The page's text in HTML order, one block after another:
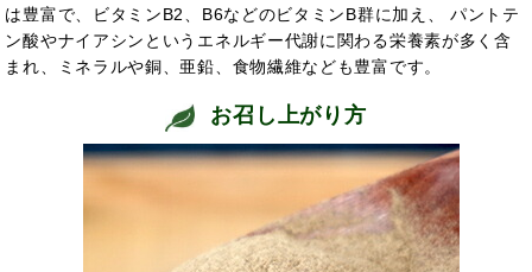
は豊富で、ビタミンB2、B6などのビタミンB群に加え、 パントテ
ン酸やナイアシンというエネルギー代謝に関わる栄養素が多く含
まれ、ミネラルや銅、亜鉛、食物繊維なども豊富です。
お召し上がり方